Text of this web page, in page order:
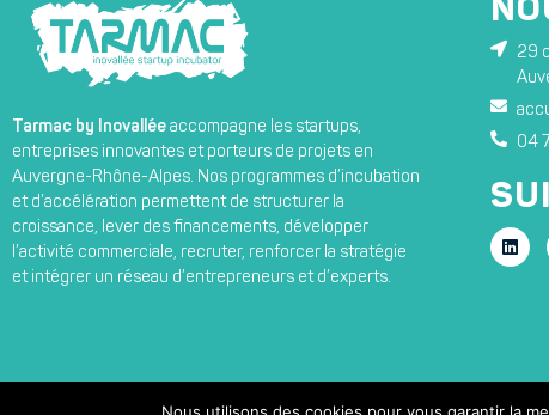
Tarmac by Inovallée accompagne les startups,
entreprises innovantes et porteurs de projets en
Auvergne-Rhône-Alpes. Nos programmes d’incubation
et d’accélération permettent de structurer la
croissance, lever des financements, développer
l’activité commerciale, recruter, renforcer la stratégie
et intégrer un réseau d’entrepreneurs et d’experts.
29
04